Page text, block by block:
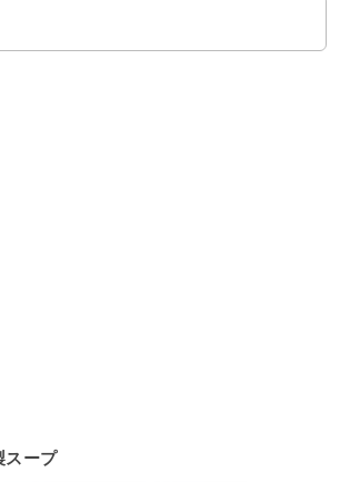
ープ